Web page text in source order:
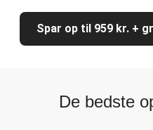
Spar op til 959 kr. +
De bedste